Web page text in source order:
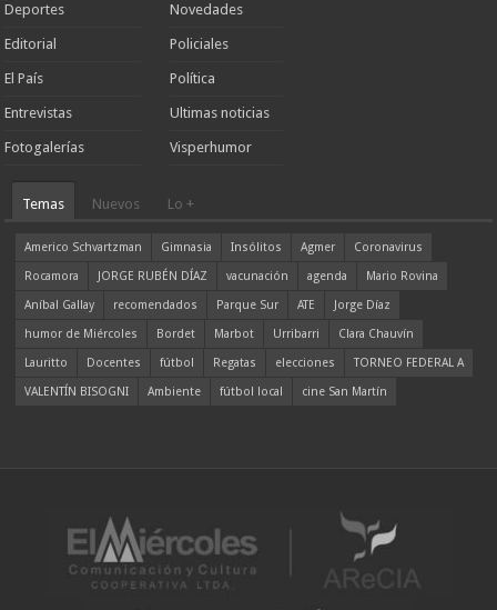
Deportes
Editorial
El País
Entrevistas
Fotogalerías
Novedades
Policiales
Política
Ultimas noticias
Visperhumor
Temas Nuevos Lo +
Americo Schvartzman Gimnasia Insólitos Agmer
Coronavirus
Rocamora
JORGE RUBÉN DÍAZ vacunación agenda
Mario Rovina
Aníbal Gallay
recomendados Parque Sur ATE
Jorge Díaz
humor de Miércoles
Bordet Marbot Urribarri
Clara Chauvín
Lauritto
Docentes fútbol Regatas elecciones
TORNEO FEDERAL A
VALENTÍN BISOGNI
Ambiente fútbol local cine San Martín